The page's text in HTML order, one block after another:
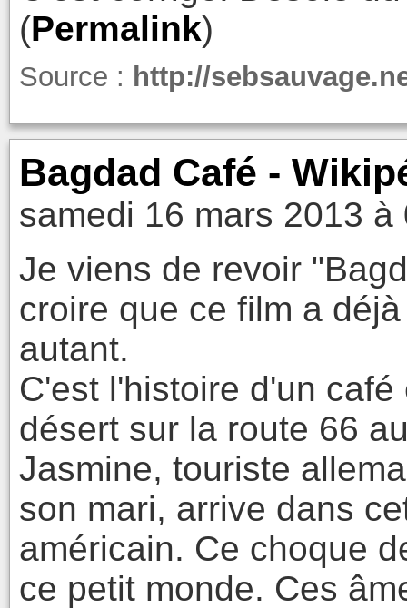
(Permalink)
Source : http://
Bagdad Café -
samedi 16 mars 2013 à
Je viens de revoir
croire que ce film a
autant.
C'est l'histoire d'un
désert sur la route 66
Jasmine, touriste
son mari, arrive dans
américain. Ce choque
ce petit monde. Ces